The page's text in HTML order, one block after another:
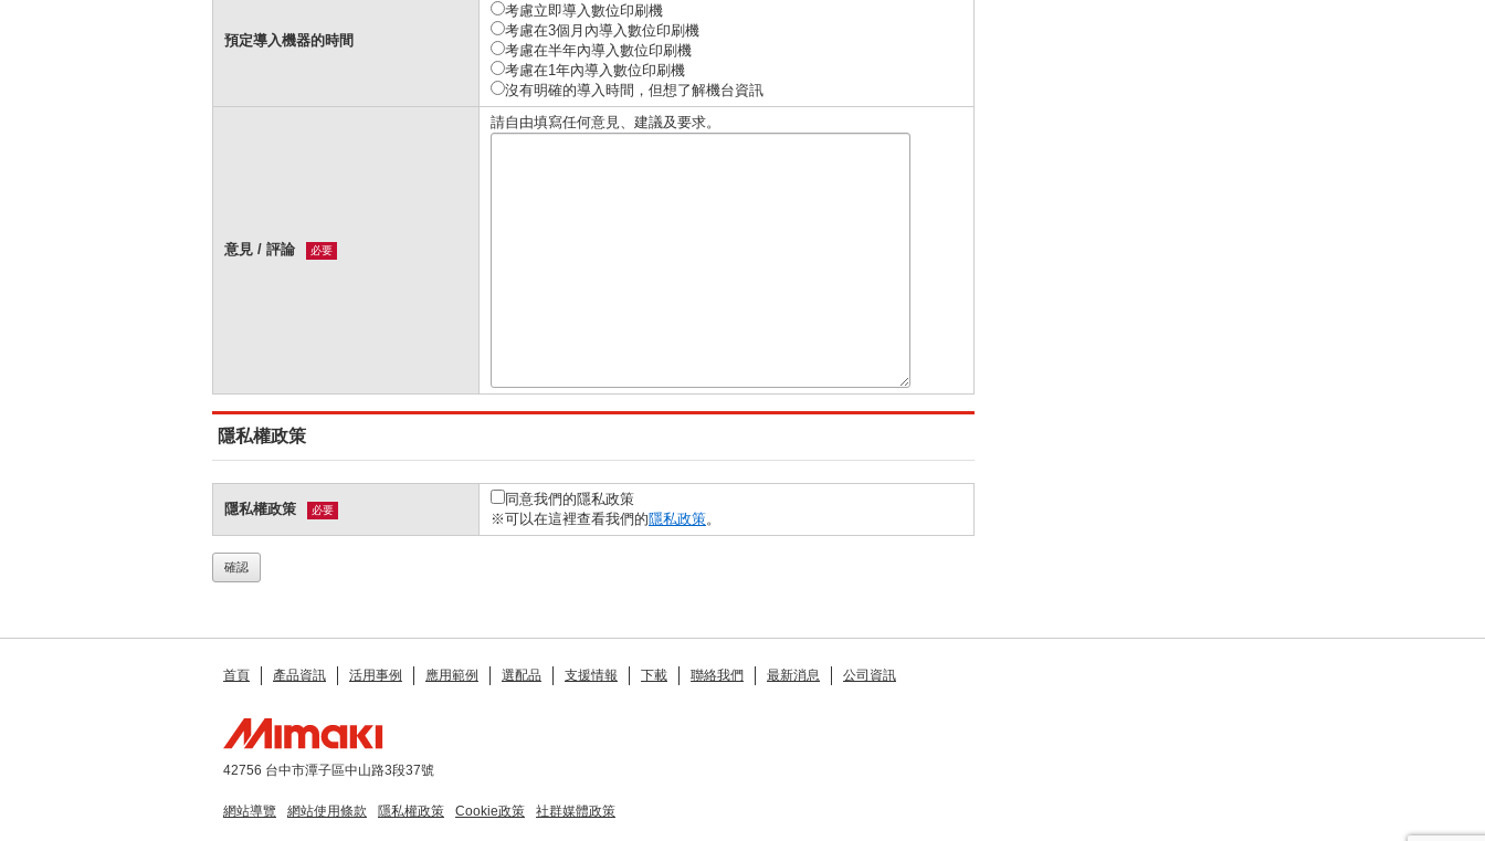
預定導入機器的時間
考慮立即導入數位印刷機
考慮在3個月內導入數位印刷機
考慮在半年內導入數位印刷機
考慮在1年內導入數位印刷機
沒有明確的導入時間，但想了解機台資訊
意見 / 評論 必要
請自由填寫任何意見、建議及要求。
隱私權政策
隱私權政策 必要
同意我們的隱私政策
※可以在這裡查看我們的隱私政策。
首頁 產品資訊 活用事例 應用範例 選配品 支援情報 下載 聯絡我們 最新消息 公司資訊
42756 台中市潭子區中山路3段37號
網站導覽 網站使用條款 隱私權政策 Cookie政策 社群媒體政策